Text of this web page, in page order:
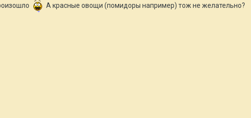
А красные овощи (помидоры например) тож не желательно?